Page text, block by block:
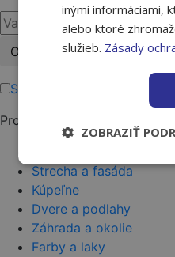
Please
this
empty.
Súhlasím s podmienkami
Produkty
Strecha a fasáda
Kúpeľne
Dvere a podlahy
Záhrada a okolie
Farby a laky
inými informáciami,
alebo ktoré
služieb. Zásady
ZOBRAZIŤ